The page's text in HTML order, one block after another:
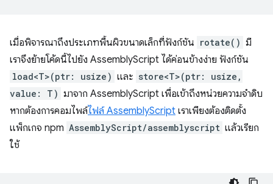
เมื่อพิจารณาถึงประเภทพื้นผิวขนาดเล็กที่ฟังก์ชัน rotate() มี
เราจึงย้ายโค้ดนี้ไปยัง AssemblyScript ได้ค่อนข้างง่าย ฟังก์ชัน
load<T>(ptr: usize) และ store<T>(ptr: usize,
value: T) มาจาก AssemblyScript เพื่อเข้าถึงหน่วยความจําดิบ
หากต้องการคอมไพล์ไฟล์ AssemblyScript เราเพียงต้องติดตั้ง
แพ็กเกจ npm AssemblyScript/assemblyscript แล้วเรียก
ใช้